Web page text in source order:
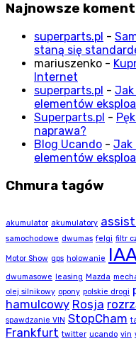
Najnowsze
superparts.pl -
staną się
mariuszenko -
Internet
superparts.pl -
elementów
Superparts.pl -
naprawa?
Blog Ucando - Jak
elementów
Chmura tagów
akumulator akumulatory
samochodowe dwumas felgi filtr
Motor Show gps holowanie
dwumasowe
leasing Mazda
olej silnikowy opony polskie drogi
hamulcowy Rosja
spawdzanie VIN StopCham
Frankfurt twitter ucando vin